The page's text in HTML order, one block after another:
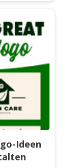
beginnen.
Ideen